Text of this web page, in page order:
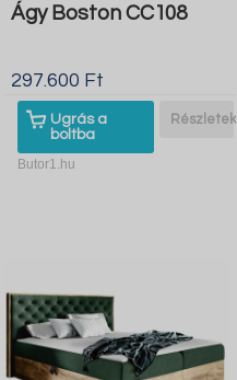
Ágy Boston CC108
297.600 Ft
Ugrás a
boltba
Részletek
Butor1.hu